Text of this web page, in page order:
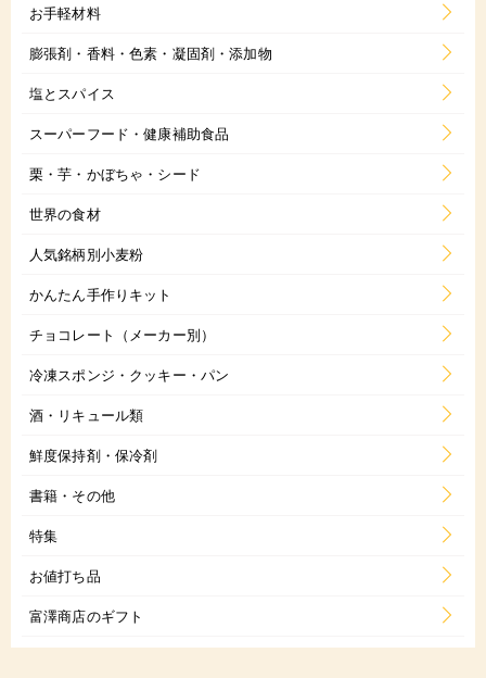
お手軽材料
膨張剤・香料・色素・凝固剤・添加物
塩とスパイス
スーパーフード・健康補助食品
栗・芋・かぼちゃ・シード
世界の食材
人気銘柄別小麦粉
かんたん手作りキット
チョコレート（メーカー別）
冷凍スポンジ・クッキー・パン
酒・リキュール類
鮮度保持剤・保冷剤
書籍・その他
特集
お値打ち品
富澤商店のギフト